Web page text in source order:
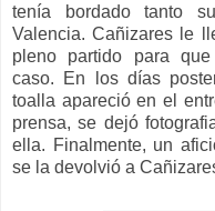
tenía bordado tanto s
Valencia. Cañizares le
pleno partido para
caso. En los días
toalla apareció en el
prensa, se dejó
ella. Finalmente, un
se la devolvió a